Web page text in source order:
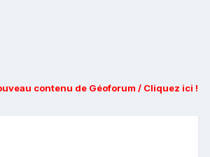
contenu de Géoforum / Cliquez ici !